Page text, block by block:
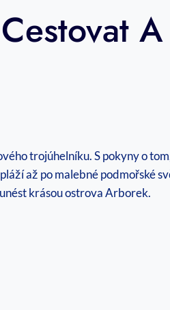
trojúhelníku. S pokyny o
až po malebné podmořské
krásou ostrova Arborek.